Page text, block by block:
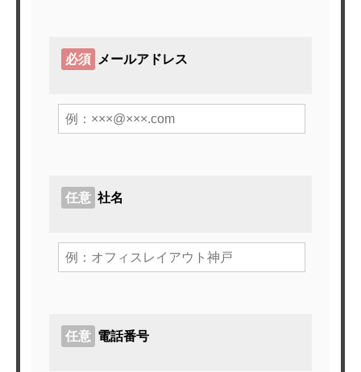
施工事例
営業スタッフ紹介
お問い合わせ
必須 メールアドレス
任意 社名
任意 電話番号